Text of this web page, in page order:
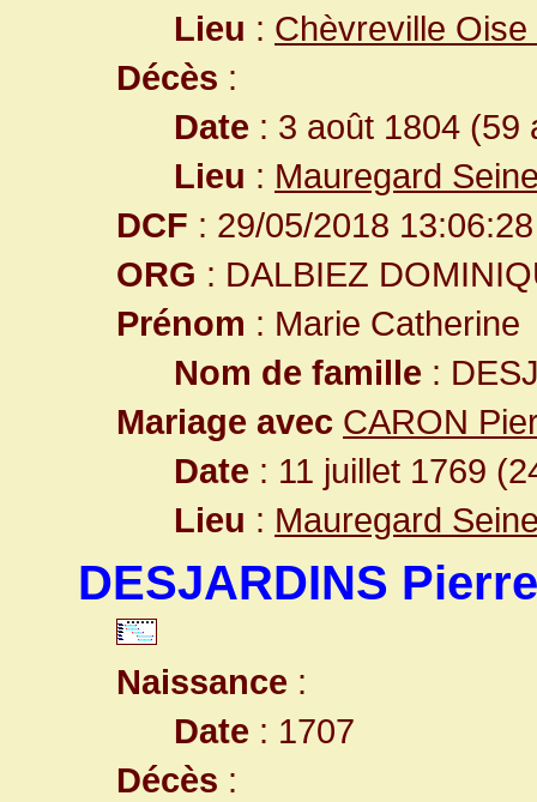
Lieu : Chèvreville
Décès :
Date : 3 août 1804 (59
Lieu : Mauregard
DCF : 29/05/2018 13:06:28
ORG : DALBIEZ
Prénom : Marie Catherine
Nom de famille :
Mariage avec CARON
Date : 11 juillet 1769
Lieu : Mauregard
DESJARDINS Pierre
Naissance :
Date : 1707
Décès :